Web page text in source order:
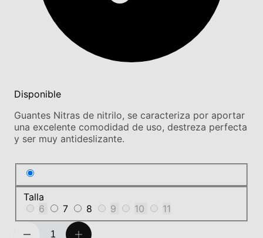
Disponible
Guantes Nitras de nitrilo, se caracteriza por aportar
una excelente comodidad de uso, destreza perfecta
y ser muy antideslizante.
Talla
6
7 8 9 10 11